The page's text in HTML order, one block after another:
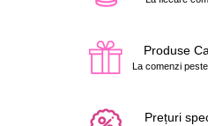
Produse
La comenzi
Prețuri